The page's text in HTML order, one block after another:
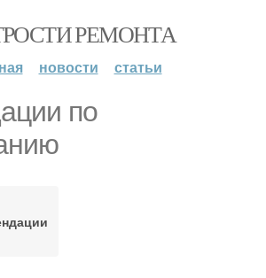
РЕМОНТА
новости статьи
по